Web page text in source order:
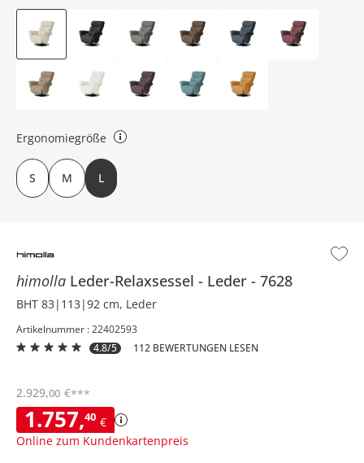
himolla Leder-Relaxsessel Leder 7628
BHT 83|113|92 cm, Leder
Artikelnummer : 22402593
4.8/5
112 BEWERTUNGEN LESEN
1.757,40 €
Online zum Kundenkartenpreis
2.929,00 €***
Ergonomiegröße
S - HT ca. 107 x 88 cm, Sitzhöhe ca. 44 cm, Sitztiefe ca. 52 cm M - HT ca.
109 x 90 cm, Sitzhöhe ca. 46 cm, Sitztiefe ca. 54 cm L - HT ca. 113 x 92
cm, Sitzhöhe ca. 50 cm, Sitztiefe ca. 56 cm
S M L